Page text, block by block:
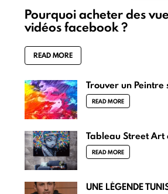
Pourquoi acheter des
vidéos facebook ?
READ MORE
Trouver un Peintre
READ MORE
Tableau Street Art
READ MORE
UNE LÉGENDE